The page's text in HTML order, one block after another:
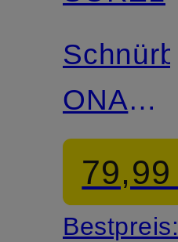
ONA
AVE™
ALPINE
79,99
Bestpreis: